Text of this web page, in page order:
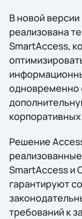
В новой
реализована
SmartAccess,
одновременно
Решение
SmartAccess и
гарантируют
требований к